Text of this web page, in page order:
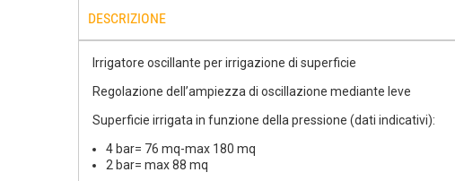
DESCRIZIONE
Irrigatore oscillante per irrigazione di superficie
Regolazione dell’ampiezza di oscillazione mediante leve
Superficie irrigata in funzione della pressione (dati indicativi):
4 bar= 76 mq-max 180 mq
2 bar= max 88 mq